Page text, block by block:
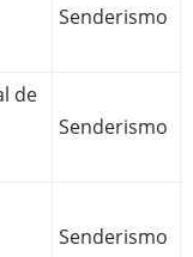
Senderismo
de
Senderismo
Senderismo